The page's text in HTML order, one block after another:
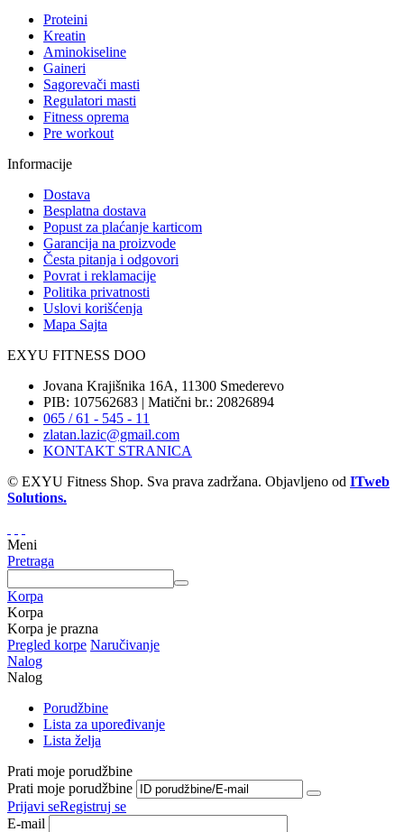
Proteini
Kreatin
Aminokiseline
Gaineri
Sagorevači masti
Regulatori masti
Fitness oprema
Pre workout
Informacije
Dostava
Besplatna dostava
Popust za plaćanje karticom
Garancija na proizvode
Česta pitanja i odgovori
Povrat i reklamacije
Politika privatnosti
Uslovi korišćenja
Mapa Sajta
EXYU FITNESS DOO
Jovana Krajišnika 16A, 11300 Smederevo
PIB: 107562683 | Matični br.: 20826894
065 / 61 - 545 - 11
zlatan.lazic@gmail.com
KONTAKT STRANICA
© EXYU Fitness Shop. Sva prava zadržana. Objavljeno od ITweb
Solutions.
Meni
Pretraga
Korpa
Korpa
Korpa je prazna
Pregled korpe Naručivanje
Nalog
Nalog
Porudžbine
Lista za upoređivanje
Lista želja
Prati moje porudžbine
Prati moje porudžbine
Prijavi seRegistruj se
E-mail